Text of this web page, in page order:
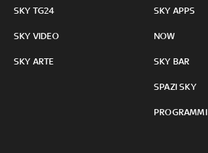
SKY TG24
SKY VIDEO
SKY ARTE
SKY APPS
NOW
SKY BAR
SPAZI SKY
PROGRAMMI